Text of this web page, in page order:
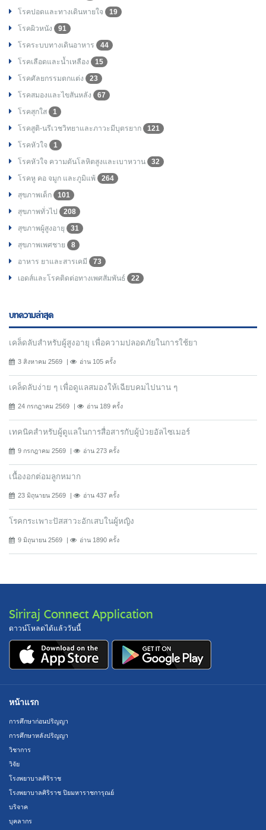
โรคปอดและทางเดินหายใจ
19
โรคผิวหนัง
91
โรคระบบทางเดินอาหาร
44
โรคเลือดและน้ำเหลือง
15
โรคศัลยกรรมตกแต่ง
23
โรคสมองและไขสันหลัง
67
โรคสุกใส
1
โรคสูติ-นรีเวชวิทยาและภาวะมีบุตรยาก
121
โรคหัวใจ
1
โรคหัวใจ ความดันโลหิตสูงและเบาหวาน
32
โรคหู คอ จมูก และภูมิแพ้
264
สุขภาพเด็ก
101
สุขภาพทั่วไป
208
สุขภาพผู้สูงอายุ
31
สุขภาพเพศชาย
8
อาหาร ยาและสารเคมี
73
เอดส์และโรคติดต่อทางเพศสัมพันธ์
22
บทความล่าสุด
เคล็ดลับสำหรับผู้สูงอายุ เพื่อความปลอดภัยในการใช้ยา
3 สิงหาคม 2569 อ่าน 105 ครั้ง
เคล็ดลับง่าย ๆ เพื่อดูแลสมองให้เฉียบคมไปนาน ๆ
24 กรกฎาคม 2569 อ่าน 189 ครั้ง
เทคนิคสำหรับผู้ดูแลในการสื่อสารกับผู้ป่วยอัลไซเมอร์
9 กรกฎาคม 2569 อ่าน 273 ครั้ง
เนื้องอกต่อมลูกหมาก
23 มิถุนายน 2569 อ่าน 437 ครั้ง
โรคกระเพาะปัสสาวะอักเสบในผู้หญิง
9 มิถุนายน 2569 อ่าน 1890 ครั้ง
Siriraj Connect Application
ดาวน์โหลดได้แล้ววันนี้
หน้าแรก
การศึกษาก่อนปริญญา
การศึกษาหลังปริญญา
วิชาการ
วิจัย
โรงพยาบาลศิริราช
โรงพยาบาลศิริราช ปิยมหาราชการุณย์
บริจาค
บุคลากร